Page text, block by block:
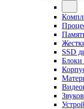
SSD
Блоки